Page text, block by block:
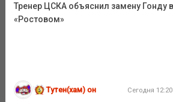
Тренер ЦСКА объяснил замену Гонду
«Ростовом»
Тутен(хам) он Сегодня 12:20